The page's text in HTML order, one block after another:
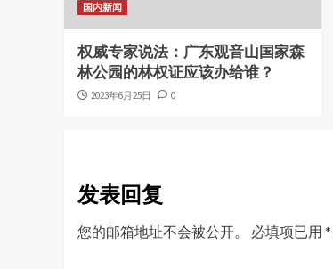
国内新闻
权威专家说法：广东观音山国家森
林公园的林权证应该办给谁？
2023年6月25日 0
发表回复
您的邮箱地址不会被公开。 必填项已用 *